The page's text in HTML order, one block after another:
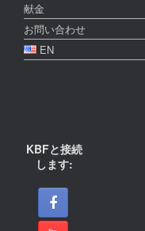
献金
お問い合わせ
EN
KBFと接続
します: